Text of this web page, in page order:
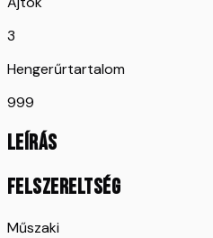
3
Hengerűrtartalom
999
LEÍRÁS
FELSZERELTSÉG
Műszaki